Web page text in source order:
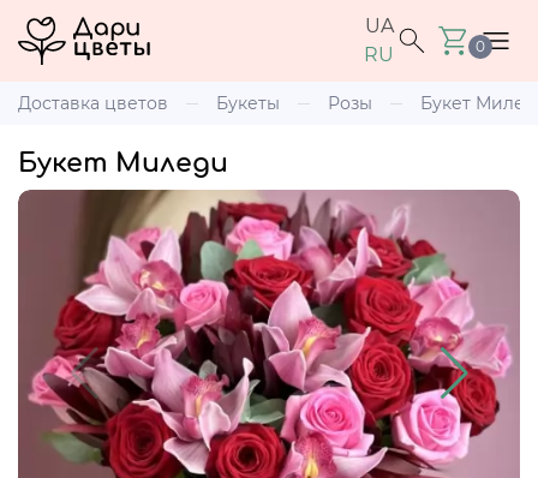
UA
RU
0
Доставка цветов Букеты Розы Букет
Букет Миледи